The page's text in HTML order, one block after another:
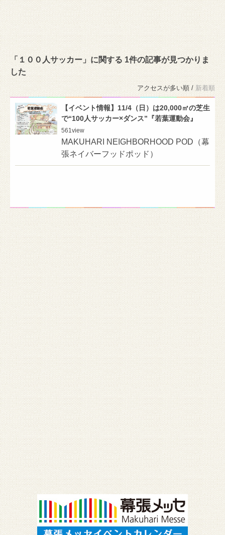
「１００人サッカー」に関する 1件の記事が見つかりま
した
アクセスが多い順 / 新着順
【イベント情報】11/4（日）は20,000㎡の芝生
で“100人サッカー×ダンス”『若葉運動会』
561 view
MAKUHARI NEIGHBORHOOD POD（幕
張ネイバーフッドポッド）